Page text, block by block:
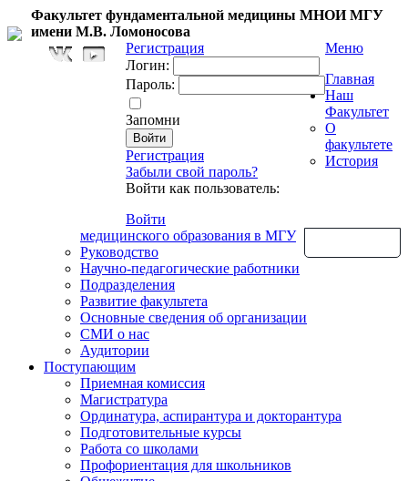
Факультет фундаментальной медицины МНОИ МГУ
имени М.В. Ломоносова
Регистрация
Логин:
Пароль:
Запомни
Регистрация
Забыли свой пароль?
Войти как пользователь:
Войти
Меню
Главная
Наш
Факультет
О
факультете
История
медицинского образования в МГУ
Руководство
Научно-педагогические работники
Подразделения
Развитие факультета
Основные сведения об организации
СМИ о нас
Аудитории
Поступающим
Приемная комиссия
Магистратура
Ординатура, аспирантура и докторантура
Подготовительные курсы
Работа со школами
Профориентация для школьников